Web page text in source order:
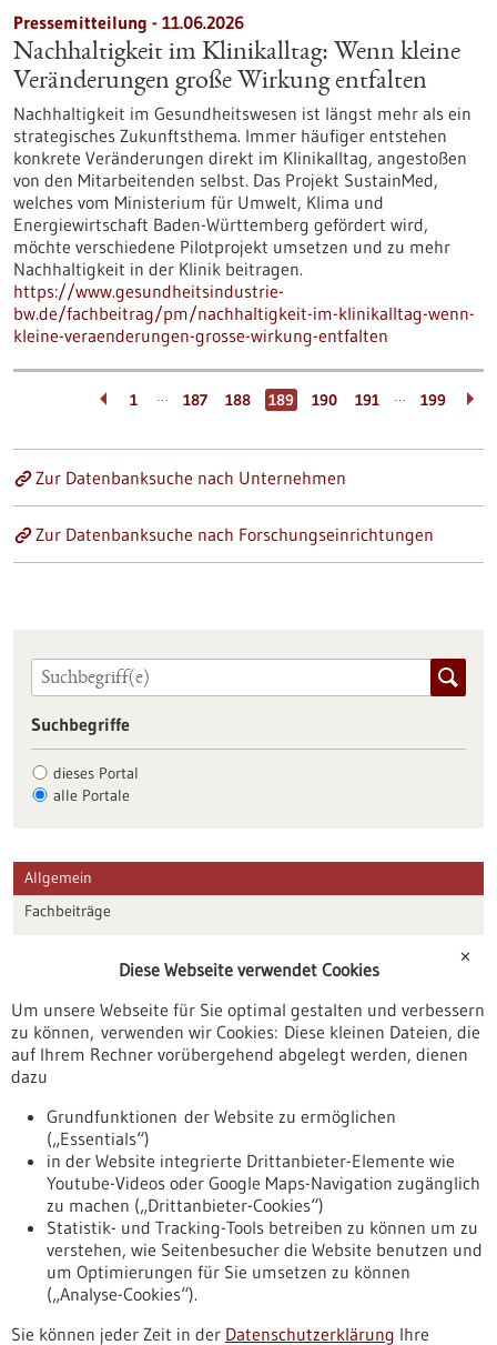
Pressemitteilung - 11.06.2026
Nachhaltigkeit im Klinikalltag: Wenn kleine
Veränderungen große Wirkung entfalten
Nachhaltigkeit im Gesundheitswesen ist längst mehr als ein
strategisches Zukunftsthema. Immer häufiger entstehen
konkrete Veränderungen direkt im Klinikalltag, angestoßen
von den Mitarbeitenden selbst. Das Projekt SustainMed,
welches vom Ministerium für Umwelt, Klima und
Energiewirtschaft Baden-Württemberg gefördert wird,
möchte verschiedene Pilotprojekt umsetzen und zu mehr
Nachhaltigkeit in der Klinik beitragen.
https://www.gesundheitsindustrie-
bw.de/fachbeitrag/pm/nachhaltigkeit-im-klinikalltag-wenn-
kleine-veraenderungen-grosse-wirkung-entfalten
1 … 187 188 189 190 191 … 199
Zur Datenbanksuche nach Unternehmen
Zur Datenbanksuche nach Forschungseinrichtungen
Suchbegriffe
dieses Portal
alle Portale
Allgemein
Fachbeiträge
Veranstaltungen
Erscheinungsdatum
Nach oben
✕
Diese Webseite verwendet Cookies
Um unsere Webseite für Sie optimal gestalten und verbessern
zu können, verwenden wir Cookies: Diese kleinen Dateien, die
auf Ihrem Rechner vorübergehend abgelegt werden, dienen
dazu
Grundfunktionen der Website zu ermöglichen
(„Essentials“)
in der Website integrierte Drittanbieter-Elemente wie
Youtube-Videos oder Google Maps-Navigation zugänglich
zu machen („Drittanbieter-Cookies“)
Statistik- und Tracking-Tools betreiben zu können um zu
verstehen, wie Seitenbesucher die Website benutzen und
um Optimierungen für Sie umsetzen zu können
(„Analyse-Cookies“).
Sie können jeder Zeit in der Datenschutzerklärung Ihre